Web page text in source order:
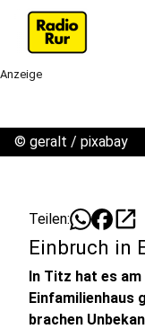
Anzeige
© geralt / pixabay
Teilen: open_in_new
Einbruch in
In Titz hat es am
Einfamilienhaus
brachen